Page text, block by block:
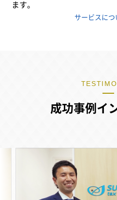
ます。
サービスにつ
成功事例イ